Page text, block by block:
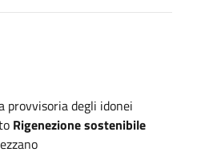
provvisoria degli idonei
Rigenezione sostenibile